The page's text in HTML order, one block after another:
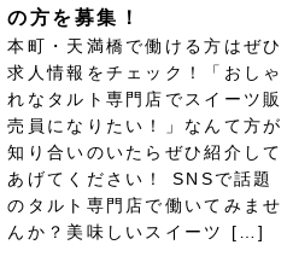
の方を募集！
本町・天満橋で働ける方はぜひ
求人情報をチェック！「おしゃ
れなタルト専門店でスイーツ販
売員になりたい！」なんて方が
知り合いのいたらぜひ紹介して
あげてください！ SNSで話題
のタルト専門店で働いてみませ
んか？美味しいスイーツ […]